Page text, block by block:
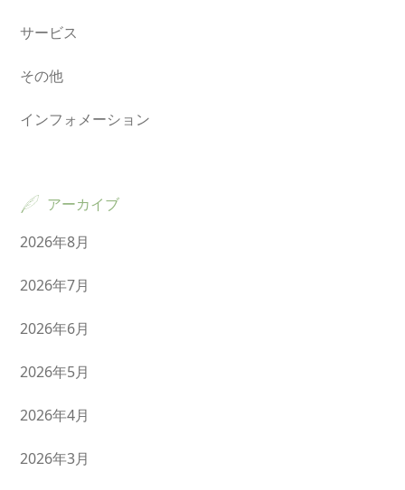
サービス
その他
インフォメーション
アーカイブ
2026年8月
2026年7月
2026年6月
2026年5月
2026年4月
2026年3月